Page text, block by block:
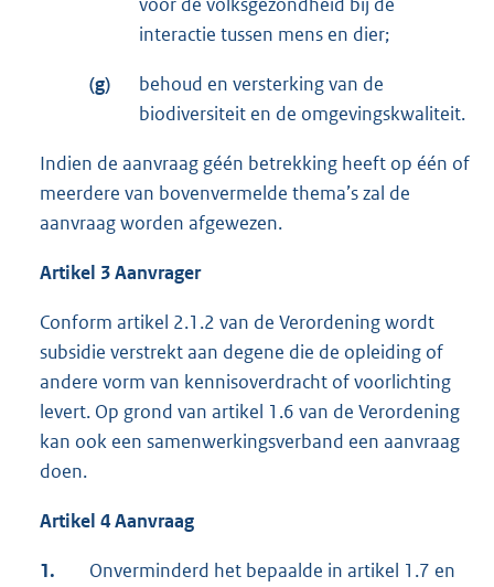
interactie tussen mens en dier;
(g)
behoud en versterking van de
biodiversiteit en de omgevingskwaliteit.
Indien de aanvraag géén betrekking heeft op één of
meerdere van bovenvermelde thema’s zal de
aanvraag worden afgewezen.
Artikel 3 Aanvrager
Conform artikel 2.1.2 van de Verordening wordt
subsidie verstrekt aan degene die de opleiding of
andere vorm van kennisoverdracht of voorlichting
levert. Op grond van artikel 1.6 van de Verordening
kan ook een samenwerkingsverband een aanvraag
doen.
Artikel 4 Aanvraag
1.
Onverminderd het bepaalde in artikel 1.7 en